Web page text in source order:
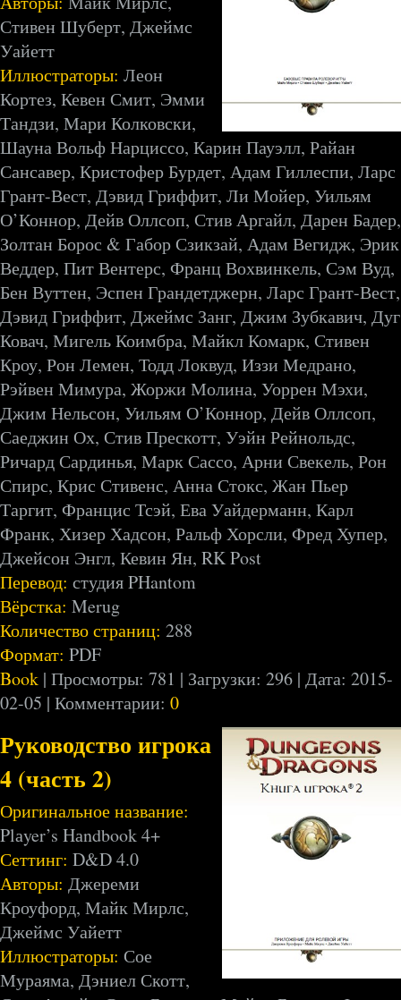
Стивен Шуберт, Джеймс
Уайетт
Иллюстраторы: Леон
Кортез, Кевен Смит, Эмми
Тандзи, Мари Колковски,
Шауна Вольф Нарциссо, Карин Пауэлл, Райан
Сансавер, Кристофер Бурдет, Адам Гиллеспи, Ларс
Грант-Вест, Дэвид Гриффит, Ли Мойер, Уильям
О’Коннор, Дейв Оллсоп, Стив Аргайл, Дарен Бадер,
Золтан Борос & Габор Сзикзай, Адам Вегидж, Эрик
Веддер, Пит Вентерс, Франц Вохвинкель, Сэм Вуд,
Бен Вуттен, Эспен Грандетджерн, Ларс Грант-Вест,
Дэвид Гриффит, Джеймс Занг, Джим Зубкавич, Дуг
Ковач, Мигель Коимбра, Майкл Комарк, Стивен
Кроу, Рон Лемен, Тодд Локвуд, Иззи Медрано,
Рэйвен Мимура, Жоржи Молина, Уоррен Мэхи,
Джим Нельсон, Уильям О’Коннор, Дейв Оллсоп,
Саеджин Ох, Стив Прескотт, Уэйн Рейнольдс,
Ричард Сардинья, Марк Сассо, Арни Свекель, Рон
Спирс, Крис Стивенс, Анна Стокс, Жан Пьер
Таргит, Францис Тсэй, Ева Уайдерманн, Карл
Франк, Хизер Хадсон, Ральф Хорсли, Фред Хупер,
Джейсон Энгл, Кевин Ян, RK Post
Перевод: студия PHantom
Вёрстка: Merug
Количество страниц: 288
Формат: PDF
Book | Просмотры: 781 | Загрузки: 296 | Дата: 2015-
02-05 | Комментарии: 0
Руководство игрока
4 (часть 2)
Оригинальное название:
Plаyer’s Hаndbook 4+
Сеттинг: D&D 4.0
Авторы: Джереми
Кроуфорд, Майк Мирлс,
Джеймс Уайетт
Иллюстраторы: Сое
Мураяма, Дэниел Скотт,